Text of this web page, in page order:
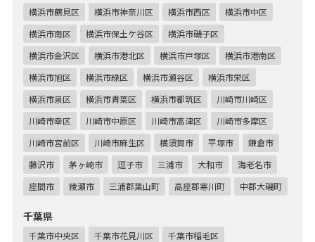
横浜市鶴見区 横浜市神奈川区 横浜市西区
横浜市中区
横浜市南区
横浜市保土ケ谷区
横浜市磯子区
横浜市金沢区
横浜市港北区 横浜市戸塚区
横浜市港南区
横浜市旭区
横浜市緑区 横浜市瀬谷区
横浜市栄区
横浜市泉区
横浜市青葉区 横浜市都筑区
川崎市川崎区
川崎市幸区
川崎市中原区 川崎市高津区
川崎市多摩区
川崎市宮前区
川崎市麻生区 横須賀市 平塚市
鎌倉市
藤沢市
茅ヶ崎市 逗子市 三浦市 大和市
海老名市
座間市
綾瀬市 三浦郡葉山町 高座郡寒川町 中郡大磯町
千葉県
千葉市中央区 千葉市花見川区
千葉市稲毛区